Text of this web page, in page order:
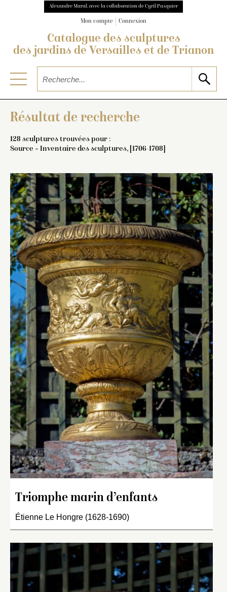
Alexandre Maral, avec la collaboration de Cyril Pasquier
Mon compte Connexion
Catalogue des sculptures
des jardins de Versailles et de Trianon
Résultat de recherche
128 sculptures trouvées pour :
Source = Inventaire des sculptures, [1706-1708]
Triomphe marin d’enfants
Étienne Le Hongre (1628-1690)